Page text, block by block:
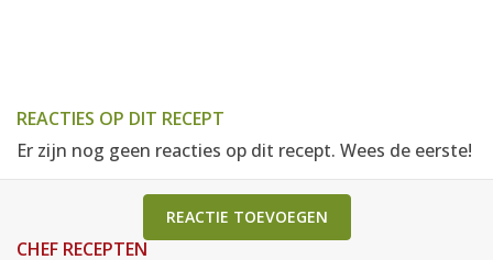
REACTIES OP DIT RECEPT
Er zijn nog geen reacties op dit recept. Wees de eerste!
REACTIE TOEVOEGEN
CHEF RECEPTEN